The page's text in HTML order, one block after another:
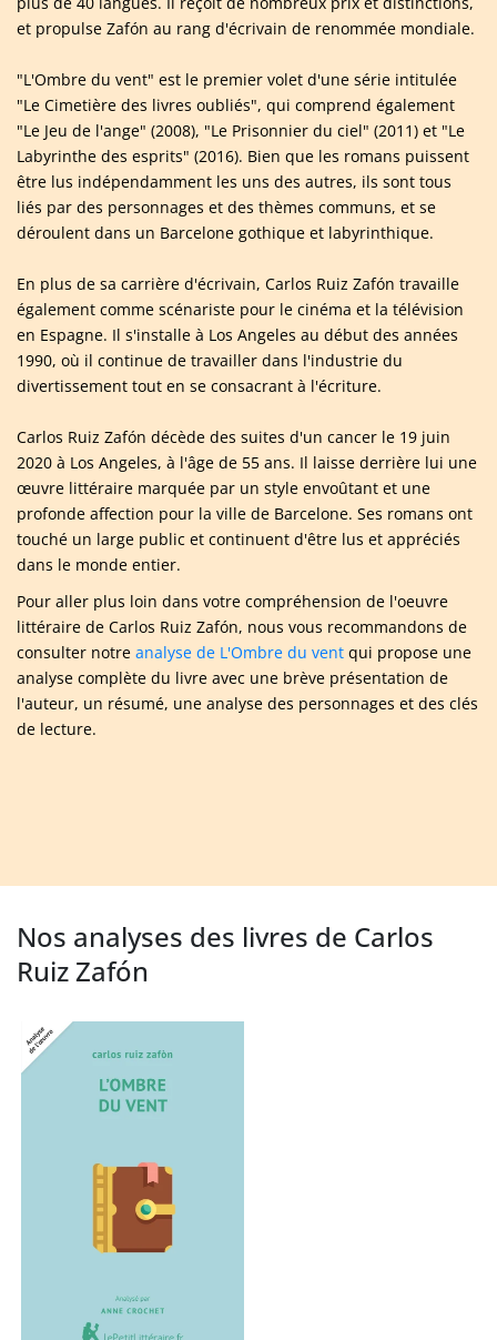
et propulse Zafón au rang d'écrivain de renommée mondiale.
"L'Ombre du vent" est le premier volet d'une série intitulée
"Le Cimetière des livres oubliés", qui comprend également
"Le Jeu de l'ange" (2008), "Le Prisonnier du ciel" (2011) et "Le
Labyrinthe des esprits" (2016). Bien que les romans puissent
être lus indépendamment les uns des autres, ils sont tous
liés par des personnages et des thèmes communs, et se
déroulent dans un Barcelone gothique et labyrinthique.
En plus de sa carrière d'écrivain, Carlos Ruiz Zafón travaille
également comme scénariste pour le cinéma et la télévision
en Espagne. Il s'installe à Los Angeles au début des années
1990, où il continue de travailler dans l'industrie du
divertissement tout en se consacrant à l'écriture.
Carlos Ruiz Zafón décède des suites d'un cancer le 19 juin
2020 à Los Angeles, à l'âge de 55 ans. Il laisse derrière lui une
œuvre littéraire marquée par un style envoûtant et une
profonde affection pour la ville de Barcelone. Ses romans ont
touché un large public et continuent d'être lus et appréciés
dans le monde entier.
Pour aller plus loin dans votre compréhension de l'oeuvre
littéraire de Carlos Ruiz Zafón, nous vous recommandons de
consulter notre analyse de L'Ombre du vent qui propose une
analyse complète du livre avec une brève présentation de
l'auteur, un résumé, une analyse des personnages et des clés
de lecture.
Nos analyses des livres de Carlos
Ruiz Zafón